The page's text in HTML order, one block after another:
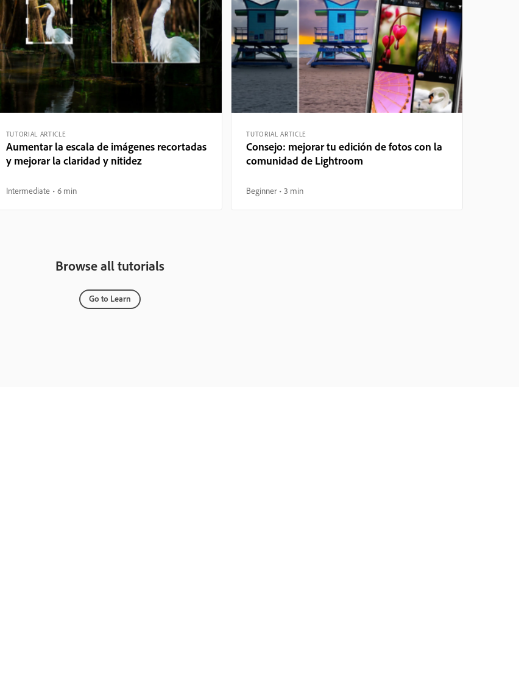
TUTORIAL ARTICLE
Aumentar la escala de imágenes recortadas
y mejorar la claridad y nitidez
Intermediate 6 min
TUTORIAL ARTICLE
Consejo: mejorar tu edición de fotos con la
comunidad de Lightroom
Beginner 3 min
Browse all tutorials
Go to Learn